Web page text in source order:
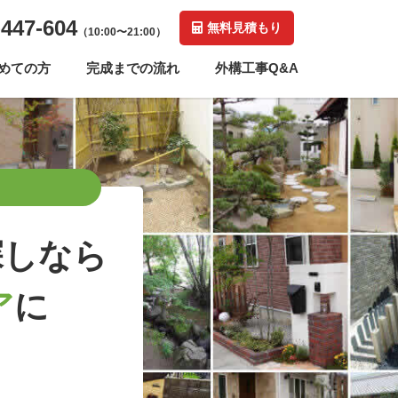
604（10:00〜21:00） 無料見積もり
ての方 完成までの流れ 外構工事Q&A
なら
に